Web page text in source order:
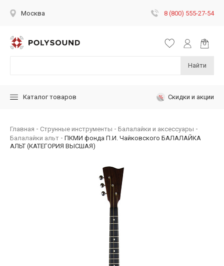
Москва 8 (800) 555-27-54
Найти
Каталог товаров Скидки и акции
Главная Струнные инструменты
Балалайки и аксессуары
Балалайки альт
ПКМИ фонда П.И. Чайковского БАЛАЛАЙКА
АЛЬТ (КАТЕГОРИЯ ВЫСШАЯ)